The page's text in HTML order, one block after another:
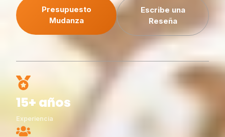
Presupuesto
Mudanza
Escribe una
Reseña
15+ años
Experiencia